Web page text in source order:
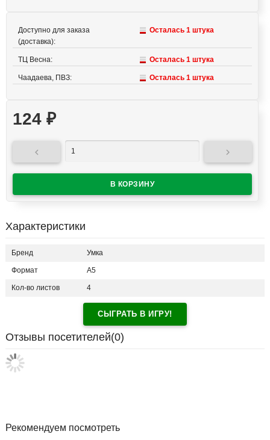
Доступно для заказа
(доставка):
Осталась 1 штука
ТЦ Весна: Осталась 1 штука
Чаадаева, ПВЗ: Осталась 1 штука
124 ₽
 
Характеристики
Бренд Умка
Формат А5
Кол-во листов 4
СЫГРАТЬ В ИГРУ!
Отзывы посетителей(0)
Рекомендуем посмотреть